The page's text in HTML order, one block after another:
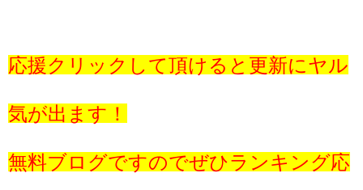
応援クリックして頂けると更新にヤル
気が出ます！
無料ブログですのでぜひランキング応